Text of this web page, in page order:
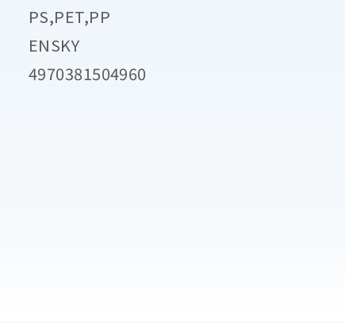
PS,PET,PP
ENSKY
4970381504960